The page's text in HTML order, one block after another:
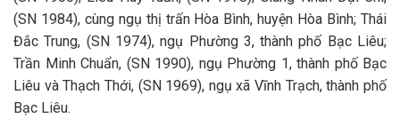
(SN 1984), cùng ngụ thị trấn Hòa Bình, huyện Hòa Bình; Thái
Đắc Trung, (SN 1974), ngụ Phường 3, thành phố Bạc Liêu;
Trần Minh Chuẩn, (SN 1990), ngụ Phường 1, thành phố Bạc
Liêu và Thạch Thới, (SN 1969), ngụ xã Vĩnh Trạch, thành phố
Bạc Liêu.